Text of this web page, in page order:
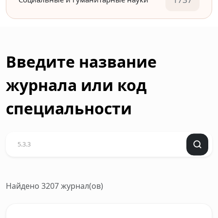
Введите название
журнала или код
специальности
Найдено 3207 журнал(ов)